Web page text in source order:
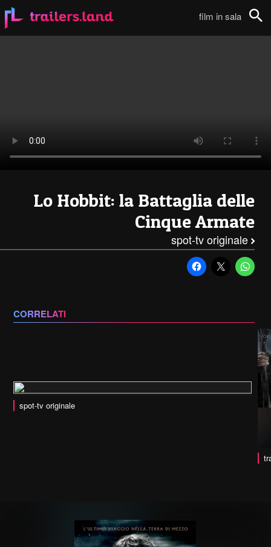
film in sala
Lo Hobbit: la Battaglia delle
Cinque Armate
spot-tv originale
CORRELATI
spot-tv originale